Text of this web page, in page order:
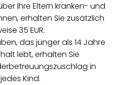
Ihre Eltern kranken- und
erhalten Sie zusätzlich
35 EUR.
das jünger als 14 Jahre
lebt, erhalten Sie
in
Kind.